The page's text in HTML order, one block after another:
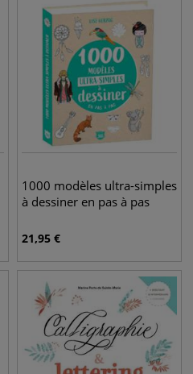
1000 modèles ultra-simples
à dessiner en pas à pas
21,95 €